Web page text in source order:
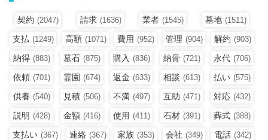
契約 (2047) 請求 (1636) 業者 (1545) 墓地 (1511)
支払 (1249) 高額 (1071) 費用 (952) 管理 (904) 解約 (903)
納得 (883) 墓石 (875) 購入 (836) 納骨 (721) 永代 (706)
依頼 (701) 霊園 (674) 返金 (633) 相談 (613) 払い (575)
供養 (540) 見積 (506) 不満 (497) 互助 (471) 対応 (432)
説明 (428) 金額 (416) 使用 (411) 石材 (391) 葬式 (388)
支払い (367) 連絡 (367) 家族 (353) 会社 (349) 電話 (342)